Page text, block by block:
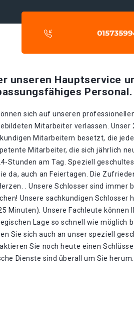
unseren Hauptservice
Personal.
sich auf unseren
Mitarbeiter verlassen.
Mitarbeitern besetzt, die
Mitarbeiter, die sich jährlich
Stunden am Tag. Speziell
da, auch an Feiertagen. Die
. Unsere Schlosser sind immer
Unsere sachkundigen Schlosser
Minuten). Unsere Fachleute können
Lage so schnell wie möglich
Sie sich auch an unser speziell
Sie noch heute einen
Dienste sind überall um Sie herum.